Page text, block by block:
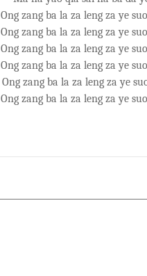
Ong zang ba la za leng za ye
Ong zang ba la za leng za ye
Ong zang ba la za leng za ye
Ong zang ba la za leng za ye
Ong zang ba la za leng za ye
Ong zang ba la za leng za ye